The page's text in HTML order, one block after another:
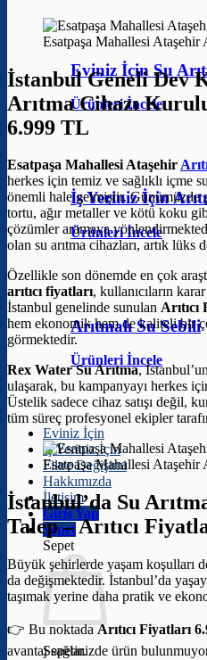
Eviniz İçin Su
Ürünleri İncele
İş Yeriniz İçin
Ürünleri İncele
Arıtmalı Su Sebili
Ürünleri İncele
Eviniz İçin
İş Yeriniz İçin
Filtre Değişimi
Hakkımızda
İletişim
Giriş Yap
Sepet
Sepet
Sepetinizde ürün
Esatpaşa Mahallesi Ataşehir
İstanbul Geneli Dev
Arıtma Cihazı
6.999 TL
Esatpaşa Mahallesi Ataşehir
herkes için temiz ve sağlıklı içme
önemli hale gelmiştir. Günümüzde
tortu, ağır metaller ve kötü koku
çözümler aramaya
olan su arıtma cihazları, artık
Özellikle son dönemde en çok
arıtıcı fiyatları, kullanıcıların
İstanbul genelinde sunulan
hem ekonomik hem de kaliteli bir
görmektedir.
Rex Water Su Arıtma,
ulaşarak, bu kampanyayı herkes
Üstelik sadece cihaz satışı değil,
tüm süreç profesyonel ekipler
Esatpaşa Mahallesi Ataşehir
İstanbul’da Su
Talep –Arıtıcı
Büyük şehirlerde yaşam koşulları
da değişmektedir. İstanbul’da
taşımak yerine daha pratik ve
👉 Bu noktadaArıtıcı Fiyatları
avantaj sağlar.